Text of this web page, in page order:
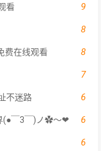
看 9
8
费在线观看 8
7
不迷路 6
(●￣3￣)ノ✿～❤ 6
6